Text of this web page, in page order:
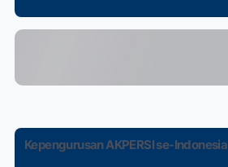
Kepengurusan AKPERSI se-Indonesia